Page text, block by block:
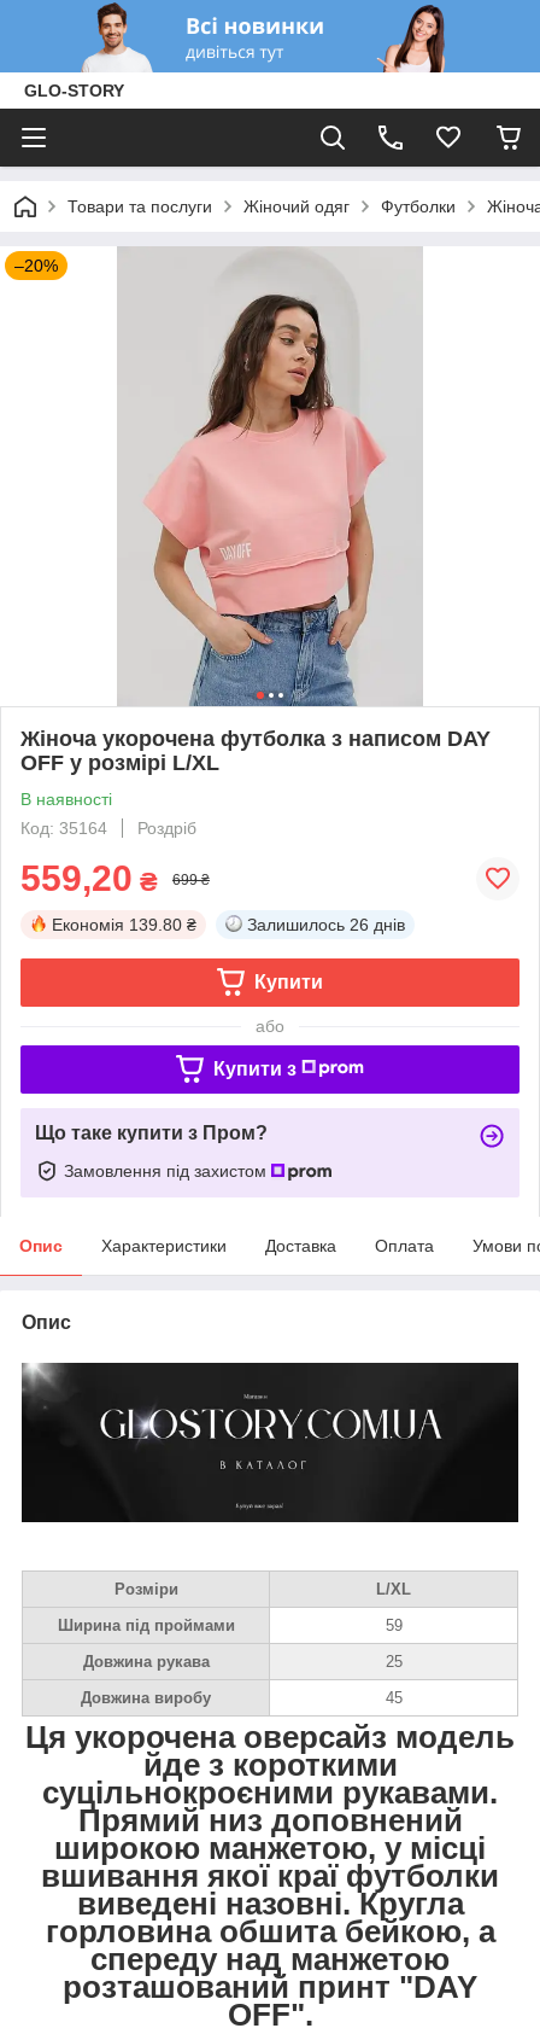
GLO-STORY
Товари та послуги Жіночий одяг Футболки
–20%
Жіноча укорочена футболка з написом DAY
OFF у розмірі L/XL
В наявності
Код: 35164
Роздріб
559,20 ₴ 699 ₴
Економія 139.80 ₴ Залишилось 26 днів
Купити
або
Купити з
Що таке купити з Пром?
Замовлення під захистом
Опис Характеристики Доставка Оплата Умови
Опис
Розміри
L/XL
Ширина під проймами
59
Довжина рукава
25
Довжина виробу
45
Ця укорочена оверсайз модель
йде з короткими
суцільнокроєними рукавами.
Прямий низ доповнений
широкою манжетою, у місці
вшивання якої краї футболки
виведені назовні. Кругла
горловина обшита бейкою, а
спереду над манжетою
розташований принт "DAY
OFF".